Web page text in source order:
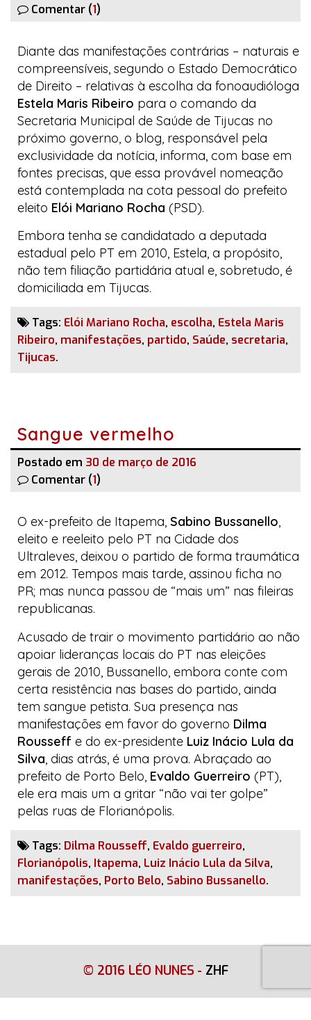
Comentar (1)
Diante das manifestações contrárias – naturais e
compreensíveis, segundo o Estado Democrático
de Direito – relativas à escolha da fonoaudióloga
Estela Maris Ribeiro para o comando da
Secretaria Municipal de Saúde de Tijucas no
próximo governo, o blog, responsável pela
exclusividade da notícia, informa, com base em
fontes precisas, que essa provável nomeação
está contemplada na cota pessoal do prefeito
eleito Elói Mariano Rocha (PSD).
Embora tenha se candidatado a deputada
estadual pelo PT em 2010, Estela, a propósito,
não tem filiação partidária atual e, sobretudo, é
domiciliada em Tijucas.
Tags: Elói Mariano Rocha, escolha, Estela Maris
Ribeiro, manifestações, partido, Saúde, secretaria,
Tijucas.
Sangue vermelho
Postado em 30 de março de 2016
Comentar (1)
O ex-prefeito de Itapema, Sabino Bussanello,
eleito e reeleito pelo PT na Cidade dos
Ultraleves, deixou o partido de forma traumática
em 2012. Tempos mais tarde, assinou ficha no
PR; mas nunca passou de “mais um” nas fileiras
republicanas.
Acusado de trair o movimento partidário ao não
apoiar lideranças locais do PT nas eleições
gerais de 2010, Bussanello, embora conte com
certa resistência nas bases do partido, ainda
tem sangue petista. Sua presença nas
manifestações em favor do governo Dilma
Rousseff e do ex-presidente Luiz Inácio Lula da
Silva , dias atrás, é uma prova. Abraçado ao
prefeito de Porto Belo, Evaldo Guerreiro (PT),
ele era mais um a gritar “não vai ter golpe”
pelas ruas de Florianópolis.
Tags: Dilma Rousseff, Evaldo guerreiro,
Florianópolis, Itapema, Luiz Inácio Lula da Silva,
manifestações, Porto Belo, Sabino Bussanello.
© 2016 LÉO NUNES - ZHF